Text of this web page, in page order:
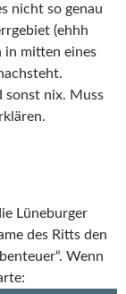
nicht so genau
(ehhh
in mitten eines
sonst nix. Muss
Lüneburger
des Ritts den
Wenn